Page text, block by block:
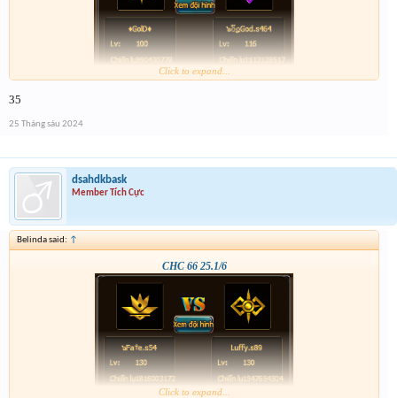
Click to expand...
35
25 Tháng sáu 2024
dsahdkbask
Member Tích Cực
Belinda said: ↑
CHC 66 25.1/6
Click to expand...